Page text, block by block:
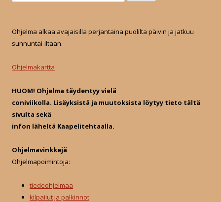
e
r
f
r
Ohjelma alkaa avajaisilla perjantaina puolilta päivin ja jatkuu
sunnuntai-iltaan.
Ohjelmakartta
HUOM! Ohjelma täydentyy vielä
coniviikolla. Lisäyksistä ja muutoksista löytyy tieto tältä
sivulta sekä
infon läheltä Kaapelitehtaalla.
Ohjelmavinkkejä
Ohjelmapoimintoja:
tiedeohjelmaa
kilpailut ja palkinnot